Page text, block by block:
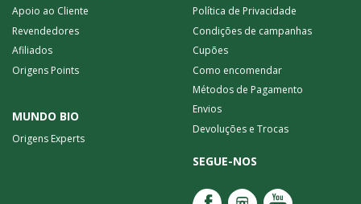
Apoio ao Cliente
Revendedores
Afiliados
Origens Points
Política de Privacidade
Condições de campanhas
Cupões
Como encomendar
Métodos de Pagamento
Envios
Devoluções e Trocas
MUNDO BIO
Origens Experts
SEGUE-NOS